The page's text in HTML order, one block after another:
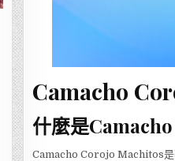
Camacho
什麼是
Camacho Corojo Machitos是